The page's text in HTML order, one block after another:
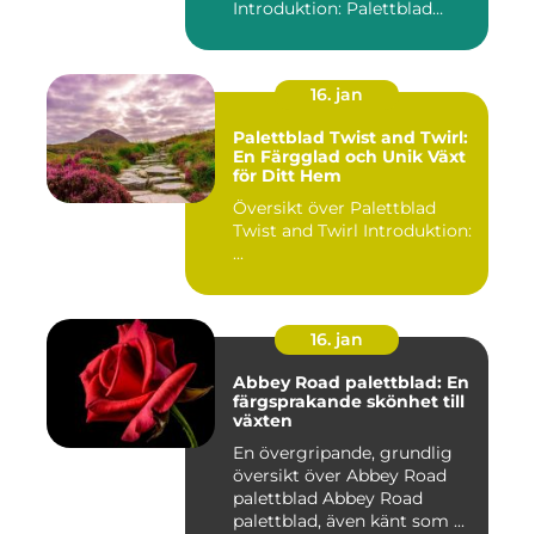
Introduktion: Palettblad
16. jan
Palettblad Twist and Twirl:
En Färgglad och Unik Växt
för Ditt Hem
Översikt över Palettblad
Twist and Twirl Introduktion:
...
16. jan
Abbey Road palettblad: En
färgsprakande skönhet till
växten
En övergripande, grundlig
översikt över Abbey Road
palettblad Abbey Road
palettblad, även känt som ...